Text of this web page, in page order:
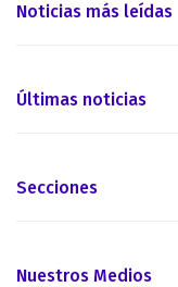
Noticias más leídas
Últimas noticias
Secciones
Nuestros Medios